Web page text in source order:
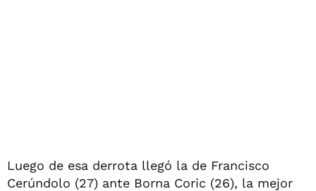
Luego de esa derrota llegó la de Francisco
Cerúndolo (27) ante Borna Coric (26), la mejor